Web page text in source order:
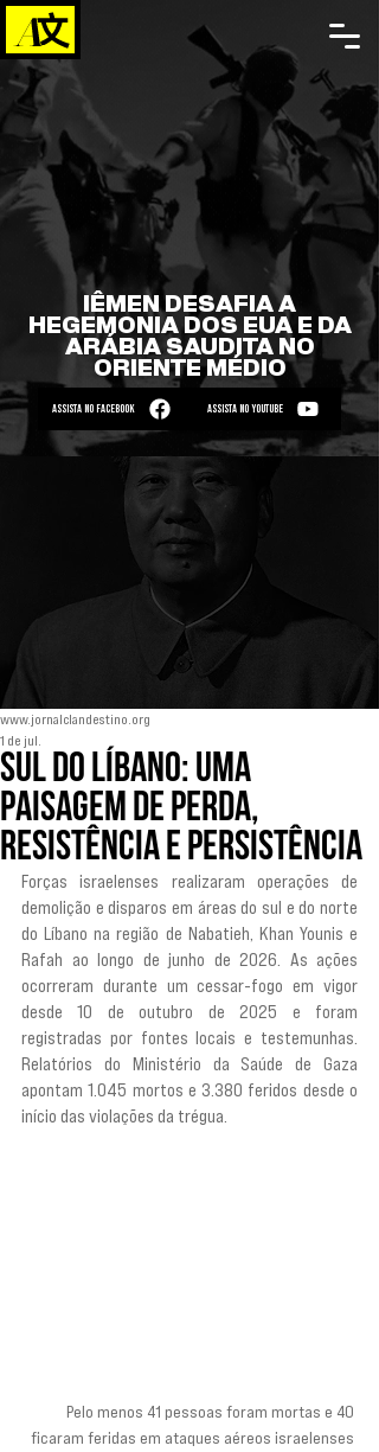
IÊMEN DESAFIA A
HEGEMONIA DOS EUA E DA
ARÁBIA SAUDITA NO
ORIENTE MÉDIO
ASSISTA NO FACEBOOK ASSISTA NO YOUTUBE
Sul do Líbano: Uma
paisagem de perda,
resistência e persistência
www.jornalclandestino.org
1 de jul.
Forças israelenses realizaram operações de
demolição e disparos em áreas do sul e do norte
do Líbano na região de Nabatieh, Khan Younis e
Rafah ao longo de junho de 2026. As ações
ocorreram durante um cessar-fogo em vigor
desde 10 de outubro de 2025 e foram
registradas por fontes locais e testemunhas.
Relatórios do Ministério da Saúde de Gaza
apontam 1.045 mortos e 3.380 feridos desde o
início das violações da trégua.
Pelo menos 41 pessoas foram mortas e 40
ficaram feridas em ataques aéreos israelenses